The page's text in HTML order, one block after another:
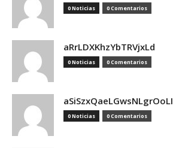
0 Noticias 0 Comentarios
aRrLDXKhzYbTRVjxLd
0 Noticias 0 Comentarios
aSiSzxQaeLGwsNLgrOoLI
0 Noticias 0 Comentarios